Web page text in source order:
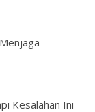
Kesalahan Ini